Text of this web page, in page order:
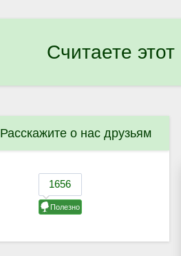
Считаете
Расскажите о нас друзьям